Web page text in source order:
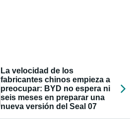
La velocidad de los
fabricantes chinos empieza a
preocupar: BYD no espera ni
seis meses en preparar una
nueva versión del Seal 07